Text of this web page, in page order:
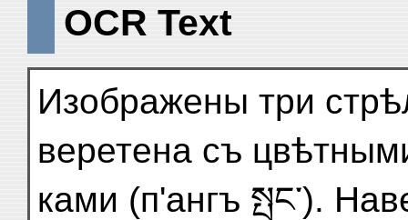
OCR Text
Изображены три
веретена съ
ками (п'ангъ སྤང་).